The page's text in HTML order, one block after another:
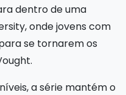
dentro de uma
onde jovens com
se tornarem os
a série mantém o